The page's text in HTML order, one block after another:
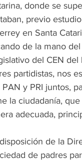
donde se
previo
en Santa
de la mano
del CEN del
partidistas, nos
y PRI juntos,
la ciudadanía,
adecuada,
de la
de padres